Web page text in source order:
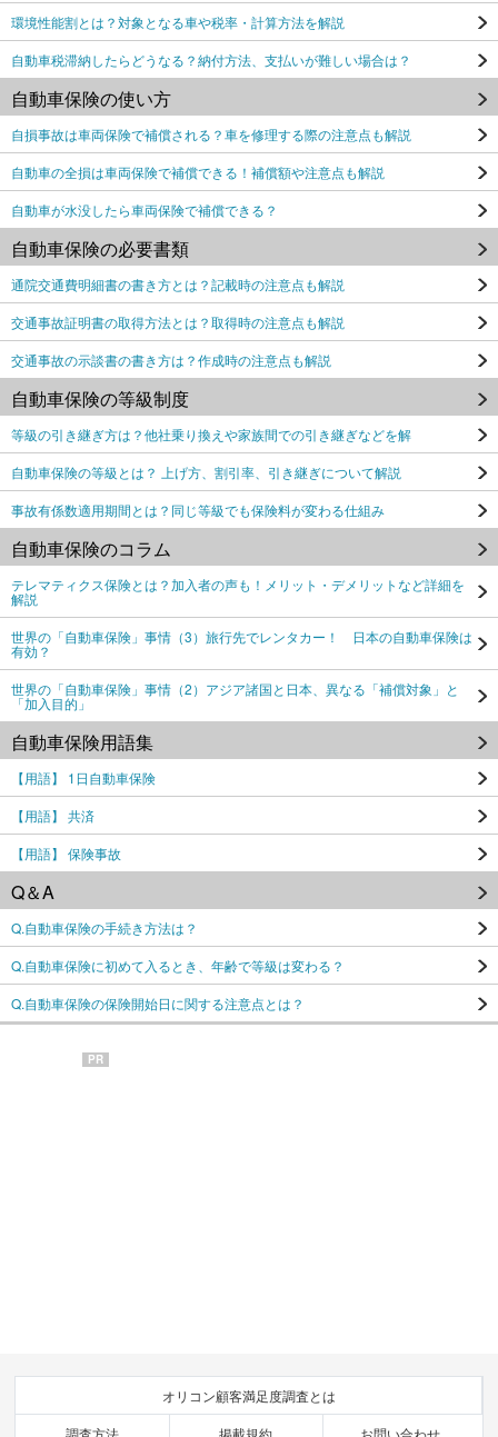
環境性能割とは？対象となる車や税率・計算方法を解説
自動車税滞納したらどうなる？納付方法、支払いが難しい場合は？
自動車保険の使い方
自損事故は車両保険で補償される？車を修理する際の注意点も解説
自動車の全損は車両保険で補償できる！補償額や注意点も解説
自動車が水没したら車両保険で補償できる？
自動車保険の必要書類
通院交通費明細書の書き方とは？記載時の注意点も解説
交通事故証明書の取得方法とは？取得時の注意点も解説
交通事故の示談書の書き方は？作成時の注意点も解説
自動車保険の等級制度
等級の引き継ぎ方は？他社乗り換えや家族間での引き継ぎなどを解
自動車保険の等級とは？ 上げ方、割引率、引き継ぎについて解説
事故有係数適用期間とは？同じ等級でも保険料が変わる仕組み
自動車保険のコラム
テレマティクス保険とは？加入者の声も！メリット・デメリットなど詳細を
解説
世界の「自動車保険」事情（3）旅行先でレンタカー！ 日本の自動車保険は
有効？
世界の「自動車保険」事情（2）アジア諸国と日本、異なる「補償対象」と
「加入目的」
自動車保険用語集
【用語】 1日自動車保険
【用語】 共済
【用語】 保険事故
Q＆A
Q.自動車保険の手続き方法は？
Q.自動車保険に初めて入るとき、年齢で等級は変わる？
Q.自動車保険の保険開始日に関する注意点とは？
PR
オリコン顧客満足度調査とは
調査方法 掲載規約 お問い合わせ